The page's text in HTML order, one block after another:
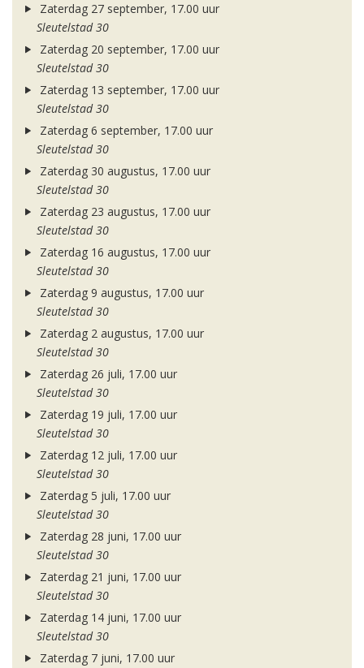
Zaterdag 27 september, 17.00 uur
Sleutelstad 30
Zaterdag 20 september, 17.00 uur
Sleutelstad 30
Zaterdag 13 september, 17.00 uur
Sleutelstad 30
Zaterdag 6 september, 17.00 uur
Sleutelstad 30
Zaterdag 30 augustus, 17.00 uur
Sleutelstad 30
Zaterdag 23 augustus, 17.00 uur
Sleutelstad 30
Zaterdag 16 augustus, 17.00 uur
Sleutelstad 30
Zaterdag 9 augustus, 17.00 uur
Sleutelstad 30
Zaterdag 2 augustus, 17.00 uur
Sleutelstad 30
Zaterdag 26 juli, 17.00 uur
Sleutelstad 30
Zaterdag 19 juli, 17.00 uur
Sleutelstad 30
Zaterdag 12 juli, 17.00 uur
Sleutelstad 30
Zaterdag 5 juli, 17.00 uur
Sleutelstad 30
Zaterdag 28 juni, 17.00 uur
Sleutelstad 30
Zaterdag 21 juni, 17.00 uur
Sleutelstad 30
Zaterdag 14 juni, 17.00 uur
Sleutelstad 30
Zaterdag 7 juni, 17.00 uur